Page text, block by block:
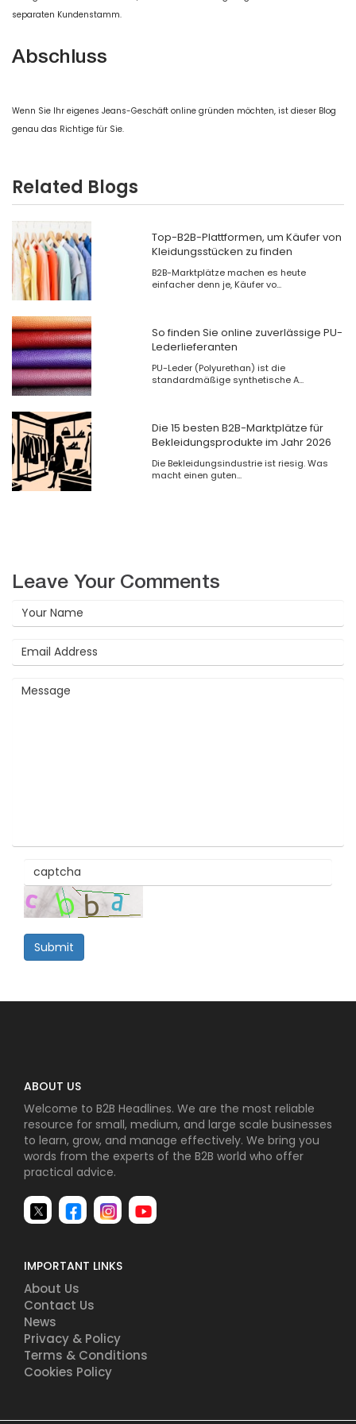
separaten Kundenstamm.
Abschluss
Wenn Sie Ihr eigenes Jeans-Geschäft online gründen möchten, ist dieser Blog
genau das Richtige für Sie.
Related Blogs
Top-B2B-Plattformen, um Käufer von
Kleidungsstücken zu finden
B2B-Marktplätze machen es heute
einfacher denn je, Käufer vo...
So finden Sie online zuverlässige PU-
Lederlieferanten
PU-Leder (Polyurethan) ist die
standardmäßige synthetische A...
Die 15 besten B2B-Marktplätze für
Bekleidungsprodukte im Jahr 2026
Die Bekleidungsindustrie ist riesig. Was
macht einen guten...
Leave Your Comments
Submit
ABOUT US
Welcome to B2B Headlines. We are the most reliable
resource for small, medium, and large scale businesses
to learn, grow, and manage effectively. We bring you
words from the experts of the B2B world who offer
practical advice.
IMPORTANT LINKS
About Us
Contact Us
News
Privacy & Policy
Terms & Conditions
Cookies Policy